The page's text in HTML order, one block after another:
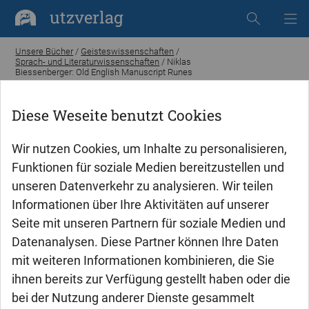
Diese Weseite benutzt Cookies
Wir nutzen Cookies, um Inhalte zu personalisieren,
Funktionen für soziale Medien bereitzustellen und
unseren Datenverkehr zu analysieren. Wir teilen
Informationen über Ihre Aktivitäten auf unserer
Seite mit unseren Partnern für soziale Medien und
Datenanalysen. Diese Partner können Ihre Daten
mit weiteren Informationen kombinieren, die Sie
ihnen bereits zur Verfügung gestellt haben oder die
bei der Nutzung anderer Dienste gesammelt
utzverlag
Unsere Bücher / Geisteswissenschaften /
Sprach- und Literaturwissenschaften / Niklas
Biessenberger: Old English Manuscript Runes